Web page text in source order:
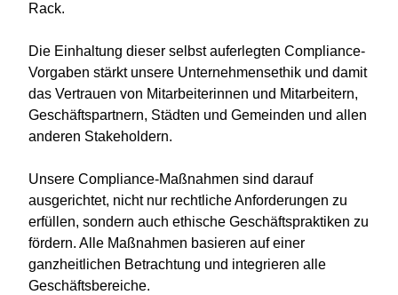
Rack.
Die Einhaltung dieser selbst auferlegten Compliance-
Vorgaben stärkt unsere Unternehmensethik und damit
das Vertrauen von Mitarbeiterinnen und Mitarbeitern,
Geschäftspartnern, Städten und Gemeinden und allen
anderen Stakeholdern.
Unsere Compliance-Maßnahmen sind darauf
ausgerichtet, nicht nur rechtliche Anforderungen zu
erfüllen, sondern auch ethische Geschäftspraktiken zu
fördern. Alle Maßnahmen basieren auf einer
ganzheitlichen Betrachtung und integrieren alle
Geschäftsbereiche.